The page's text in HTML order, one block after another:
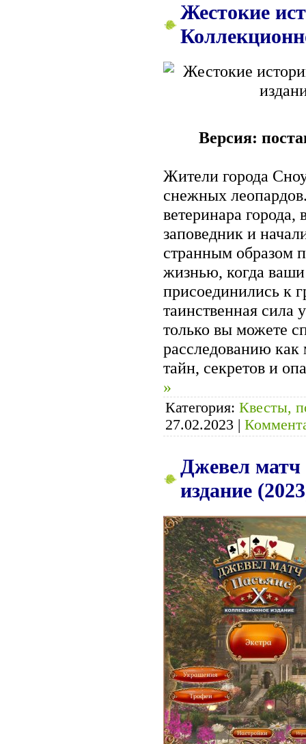
Жестокие
Версия:
Жители города
снежных
ветеринара
заповедник и
странным образом
жизнью, когда
присоединились к
таинственная сила
только вы можете
расследованию
тайн, секретов и
»
Категория: Квесты,
27.02.2023 |
Джевел матч
издание